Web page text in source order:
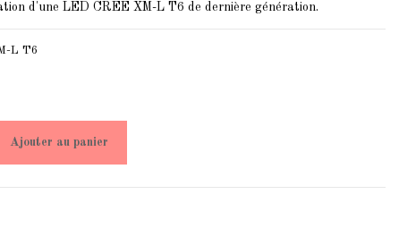
d'une LED CREE XM-L T6 de dernière génération.
L T6
Ajouter au panier